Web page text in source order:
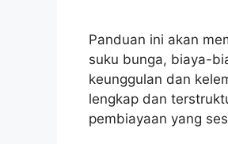
Panduan ini akan
suku bunga, biaya-
keunggulan dan
lengkap dan
pembiayaan yang